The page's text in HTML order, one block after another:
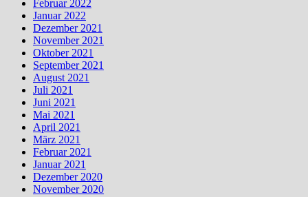
Februar 2022
Januar 2022
Dezember 2021
November 2021
Oktober 2021
September 2021
August 2021
Juli 2021
Juni 2021
Mai 2021
April 2021
März 2021
Februar 2021
Januar 2021
Dezember 2020
November 2020